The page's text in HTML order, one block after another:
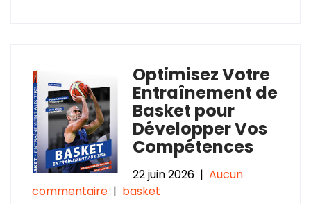
Optimisez Votre
Entraînement de
Basket pour
Développer Vos
Compétences
22 juin 2026 | Aucun
commentaire | basket